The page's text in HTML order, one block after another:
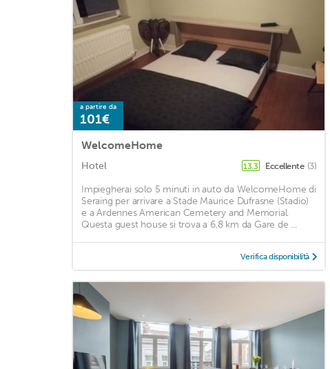
a partire da
101€
WelcomeHome
Hotel 13,3 Eccellente (3)
Impiegherai solo 5 minuti in auto da WelcomeHome di
Seraing per arrivare a Stade Maurice Dufrasne (Stadio)
e a Ardennes American Cemetery and Memorial.
Questa guest house si trova a 6,8 km da Gare de ...
Verifica disponibilità